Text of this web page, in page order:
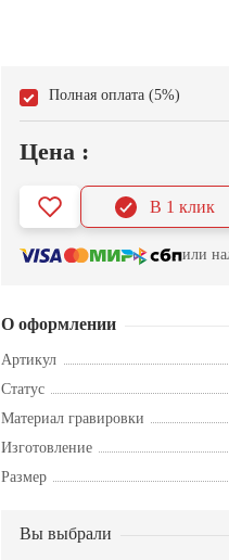
Полная оплата (5%)
Цена :
В 1 клик
или
О оформлении
Артикул
Статус
Материал гравировки
Изготовление
Размер
Вы выбрали